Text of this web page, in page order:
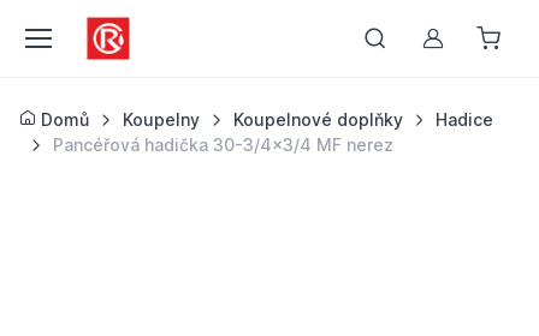
Můj účet
Domů Koupelny Koupelnové doplňky
Hadice
Pancéřová hadička 30-3/4x3/4 MF nerez